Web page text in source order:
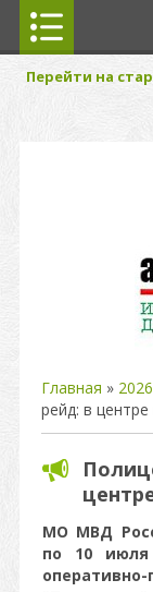
Перейти на
Главная » 2026
рейд: в
МО МВД
по 10 июля